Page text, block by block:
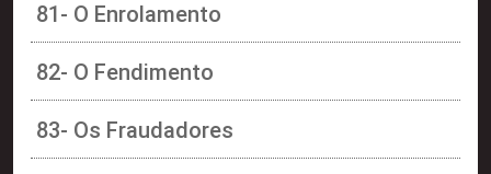
81- O Enrolamento
82- O Fendimento
83- Os Fraudadores